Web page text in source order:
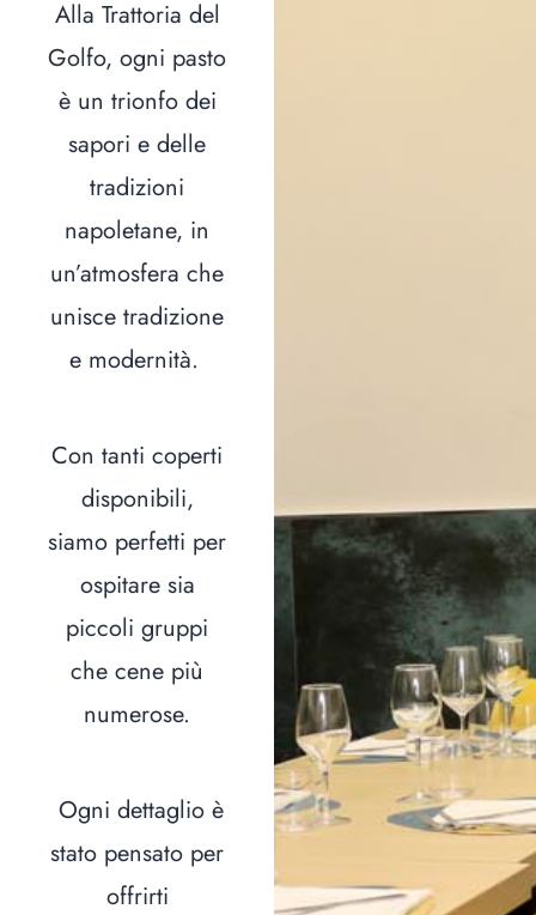
Alla Trattoria del
Golfo, ogni pasto
è un trionfo dei
sapori e delle
tradizioni
napoletane, in
un’atmosfera che
unisce tradizione
e modernità.
Con tanti coperti
disponibili,
siamo perfetti per
ospitare sia
piccoli gruppi
che cene più
numerose.
Ogni dettaglio è
stato pensato per
offrirti